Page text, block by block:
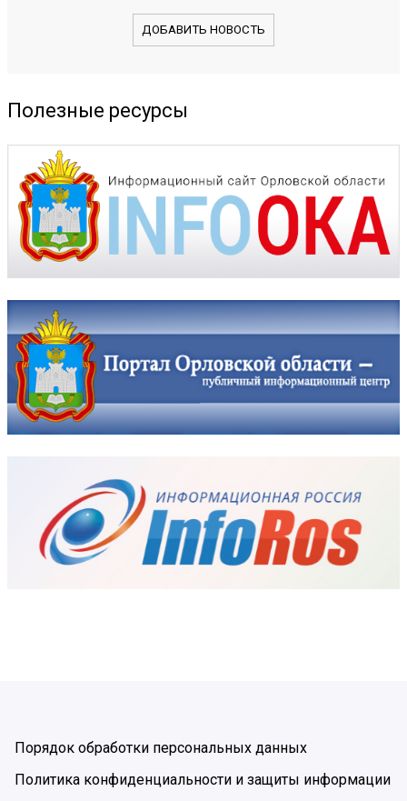
ДОБАВИТЬ НОВОСТЬ
Полезные ресурсы
Порядок обработки персональных данных
Политика конфиденциальности и защиты информации